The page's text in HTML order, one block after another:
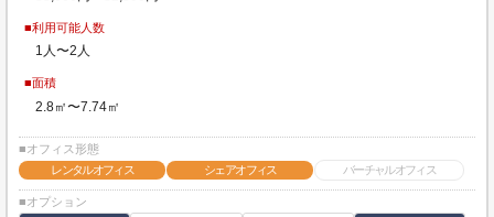
■利用可能人数
1人〜2人
■面積
2.8㎡〜7.74㎡
■オフィス形態
レンタルオフィス
シェアオフィス バーチャルオフィス
■オプション